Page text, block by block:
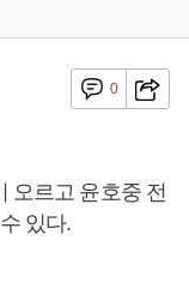
0
오르고 윤호중 전
있다.